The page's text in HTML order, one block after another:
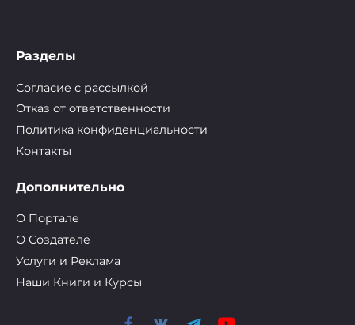
Разделы
Согласие с рассылкой
Отказ от ответственности
Политика конфиденциальности
Контакты
Дополнительно
О Портале
О Cоздателе
Услуги и Реклама
Наши Книги и Курсы